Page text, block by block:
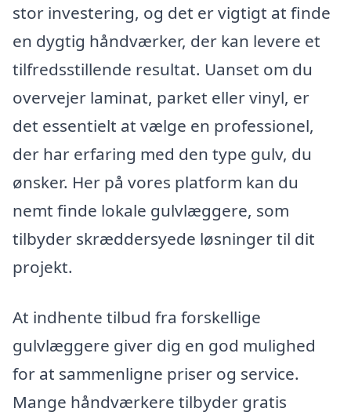
stor investering, og det er vigtigt at finde
en dygtig håndværker, der kan levere et
tilfredsstillende resultat. Uanset om du
overvejer laminat, parket eller vinyl, er
det essentielt at vælge en professionel,
der har erfaring med den type gulv, du
ønsker. Her på vores platform kan du
nemt finde lokale gulvlæggere, som
tilbyder skræddersyede løsninger til dit
projekt.
At indhente tilbud fra forskellige
gulvlæggere giver dig en god mulighed
for at sammenligne priser og service.
Mange håndværkere tilbyder gratis